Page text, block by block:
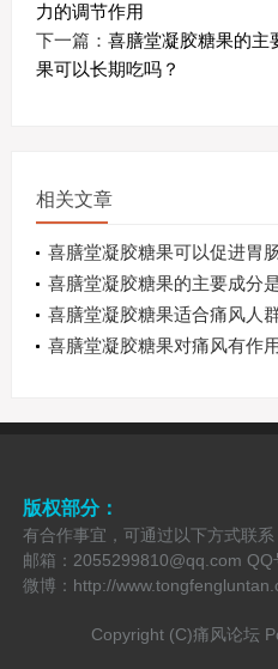
力的调节作用
下一篇： 喜膳堂凝胶糖果的主
果可以长期吃吗？
相关文章
喜膳堂凝胶糖果可以促进胃
堂凝胶糖果对口腔溃疡的作
喜膳堂凝胶糖果的主要成分
可以长期吃吗？
喜膳堂凝胶糖果适合痛风人
喜膳堂凝胶糖果对痛风有作
版权部分：
有合作事宜，可通过以下方式联系
邮箱：2055299810@qq.com QQ
微博：http://
Copyright (C)痛风论坛